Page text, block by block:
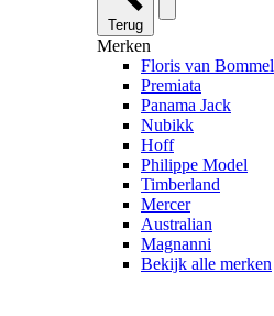
Terug
Merken
Floris van Bommel
Premiata
Panama Jack
Nubikk
Hoff
Philippe Model
Timberland
Mercer
Australian
Magnanni
Bekijk alle merken